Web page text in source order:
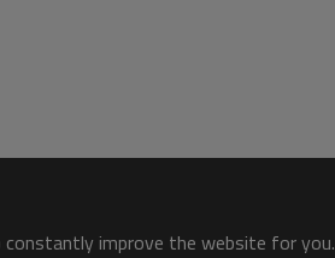
constantly improve the website for you.